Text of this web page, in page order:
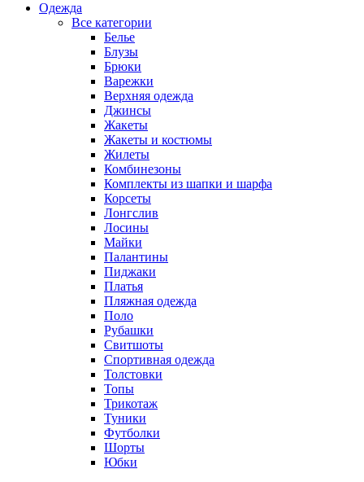
Одежда
Все категории
Белье
Блузы
Брюки
Варежки
Верхняя одежда
Джинсы
Жакеты
Жакеты и костюмы
Жилеты
Комбинезоны
Комплекты из шапки и шарфа
Корсеты
Лонгслив
Лосины
Майки
Палантины
Пиджаки
Платья
Пляжная одежда
Поло
Рубашки
Свитшоты
Спортивная одежда
Толстовки
Топы
Трикотаж
Туники
Футболки
Шорты
Юбки